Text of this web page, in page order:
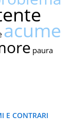
acume
paura
E CONTRARI